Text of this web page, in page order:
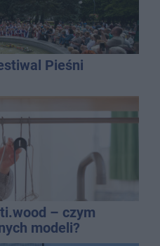
Pieśni
– czym
modeli?